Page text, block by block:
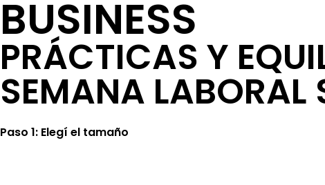
BUSINESS
PRÁCTICAS Y
SEMANA LABORAL
Paso 1: Elegí el tamaño